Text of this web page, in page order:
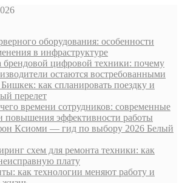
оборудования: особенности
в инфраструктуре
цифровой техники: почему
остаются востребованными
как спланировать поездку и
перелет
времени сотрудников: современные
повышения эффективности работы
Ксиоми — гид по выбору 2026 Белый
схем для ремонта техники: как
плату
как технологии меняют работу и